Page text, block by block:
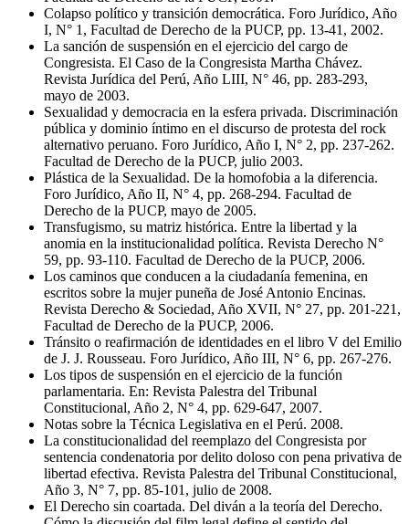
Colapso político y transición democrática. Foro Jurídico, Año
I, N° 1, Facultad de Derecho de la PUCP, pp. 13-41, 2002.
La sanción de suspensión en el ejercicio del cargo de
Congresista. El Caso de la Congresista Martha Chávez.
Revista Jurídica del Perú, Año LIII, N° 46, pp. 283-293,
mayo de 2003.
Sexualidad y democracia en la esfera privada. Discriminación
pública y dominio íntimo en el discurso de protesta del rock
alternativo peruano. Foro Jurídico, Año I, N° 2, pp. 237-262.
Facultad de Derecho de la PUCP, julio 2003.
Plástica de la Sexualidad. De la homofobia a la diferencia.
Foro Jurídico, Año II, N° 4, pp. 268-294. Facultad de
Derecho de la PUCP, mayo de 2005.
Transfugismo, su matriz histórica. Entre la libertad y la
anomia en la institucionalidad política. Revista Derecho N°
59, pp. 93-110. Facultad de Derecho de la PUCP, 2006.
Los caminos que conducen a la ciudadanía femenina, en
escritos sobre la mujer puneña de José Antonio Encinas.
Revista Derecho & Sociedad, Año XVII, N° 27, pp. 201-221,
Facultad de Derecho de la PUCP, 2006.
Tránsito o reafirmación de identidades en el libro V del Emilio
de J. J. Rousseau. Foro Jurídico, Año III, N° 6, pp. 267-276.
Los tipos de suspensión en el ejercicio de la función
parlamentaria. En: Revista Palestra del Tribunal
Constitucional, Año 2, N° 4, pp. 629-647, 2007.
Notas sobre la Técnica Legislativa en el Perú. 2008.
La constitucionalidad del reemplazo del Congresista por
sentencia condenatoria por delito doloso con pena privativa de
libertad efectiva. Revista Palestra del Tribunal Constitucional,
Año 3, N° 7, pp. 85-101, julio de 2008.
El Derecho sin coartada. Del diván a la teoría del Derecho.